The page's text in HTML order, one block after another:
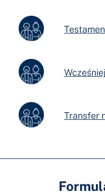
Transfer